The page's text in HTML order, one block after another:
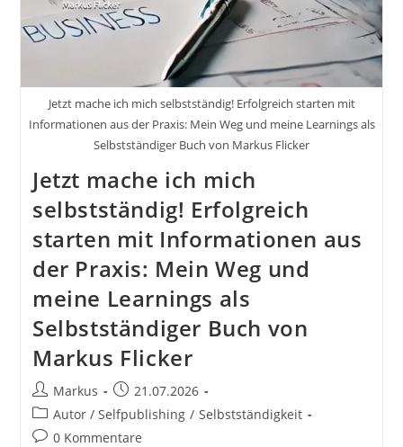
Jetzt mache ich mich selbstständig! Erfolgreich starten mit
Informationen aus der Praxis: Mein Weg und meine Learnings als
Selbstständiger Buch von Markus Flicker
Jetzt mache ich mich
selbstständig! Erfolgreich
starten mit Informationen aus
der Praxis: Mein Weg und
meine Learnings als
Selbstständiger Buch von
Markus Flicker
Beitrags-
Autor:
Markus
Beitrag
veröffentlicht:
21.07.2026
Beitrags-
Kategorie:
Autor / Selfpublishing / Selbstständigkeit
Beitrags-
0 Kommentare